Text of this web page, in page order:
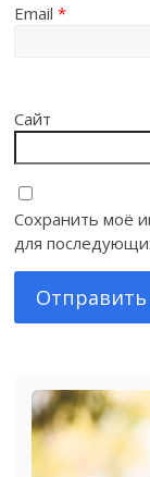
Email*
Сайт
Сохранить моё
для